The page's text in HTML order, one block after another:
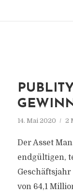
14. Mai 2020 2
Der Asset
endgültigen,
von 64,1